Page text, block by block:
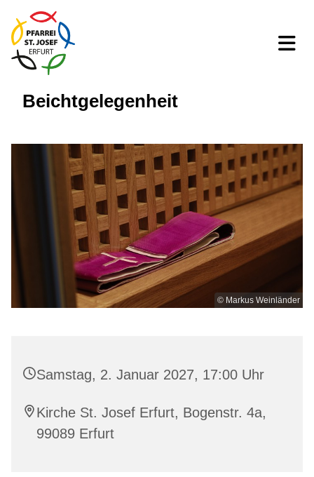
Beichtgelegenheit
© Markus Weinländer
Samstag, 2. Januar 2027, 17:00 Uhr
Kirche St. Josef Erfurt, Bogenstr. 4a,
99089 Erfurt